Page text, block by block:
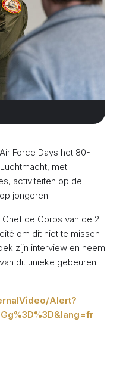
Force Days het 80-
met
activiteiten op de
jongeren.
de Corps van de 2
om dit niet te missen
zijn interview en neem
dit unieke gebeuren.
Alert?